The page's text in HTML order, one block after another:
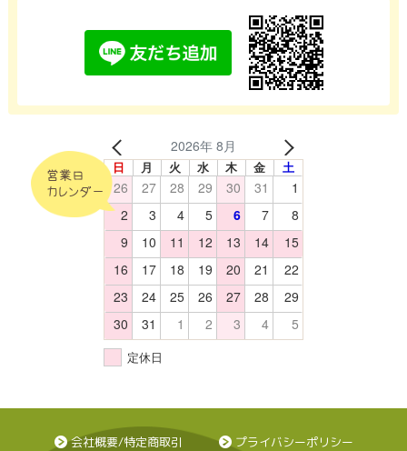
営業日
カレンダー
2026年 8月
日 月 火 水 木 金 土
26 27 28 29 30 31
1
2
3 4 5 6 7
8
9
10 11 12 13 14
15
16
17 18 19 20 21
22
23
24 25 26 27 28
29
30
31 1 2 3 4 5
定休日
会社概要/特定商取引 プライバシーポリシー